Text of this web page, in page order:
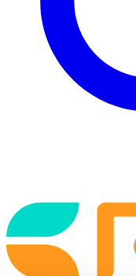
Back
to
frontpage